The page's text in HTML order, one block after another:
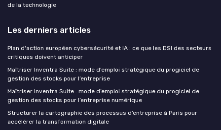
de la technologie
Les derniers articles
Plan d'action européen cybersécurité et IA : ce que les DSI des secteurs
critiques doivent anticiper
Maîtriser Inventra Suite : mode d’emploi stratégique du progiciel de
gestion des stocks pour l’entreprise
Maîtriser Inventra Suite : mode d’emploi stratégique du progiciel de
gestion des stocks pour l’entreprise numérique
Structurer la cartographie des processus d’entreprise à Paris pour
accélérer la transformation digitale